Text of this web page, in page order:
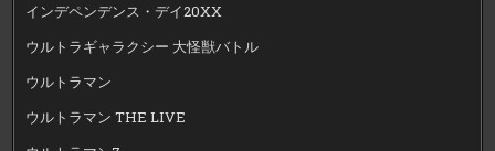
インデペンデンス・デイ20XX
ウルトラギャラクシー 大怪獣バトル
ウルトラマン
ウルトラマン THE LIVE